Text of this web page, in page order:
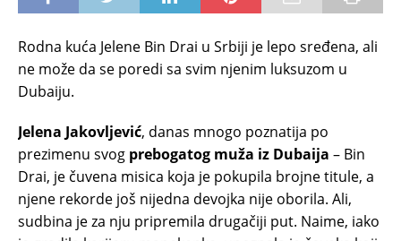
Rodna kuća Jelene Bin Drai u Srbiji je lepo sređena, ali
ne može da se poredi sa svim njenim luksuzom u
Dubaiju.
Jelena Jakovljević, danas mnogo poznatija po
prezimenu svog prebogatog muža iz Dubaija – Bin
Drai, je čuvena misica koja je pokupila brojne titule, a
njene rekorde još nijedna devojka nije oborila. Ali,
sudbina je za nju pripremila drugačiji put. Naime, iako